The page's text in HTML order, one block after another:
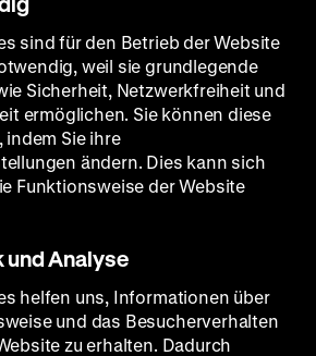
Alexanderplatz
Alexanderplatz
K: Jürgen Brauer, M: Gerd
Erwin Geschonneck, Angelica
Mueller-Stahl, Marianne
sind für den Betrieb der Website
weil sie grundlegende
Sicherheit, Netzwerkfreiheit und
ermöglichen. Sie können diese
indem Sie ihre
ändern. Dies kann sich
Funktionsweise der Website
und Analyse
helfen uns, Informationen über
und das Besucherverhalten
zu erhalten. Dadurch